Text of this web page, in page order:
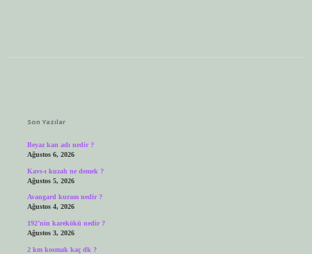
Son Yazılar
Beyaz kan adı nedir ?
Ağustos 6, 2026
Kavs-ı kuzah ne demek ?
Ağustos 5, 2026
Avangard kuram nedir ?
Ağustos 4, 2026
192’nin karekökü nedir ?
Ağustos 3, 2026
2 km kosmak kaç dk ?